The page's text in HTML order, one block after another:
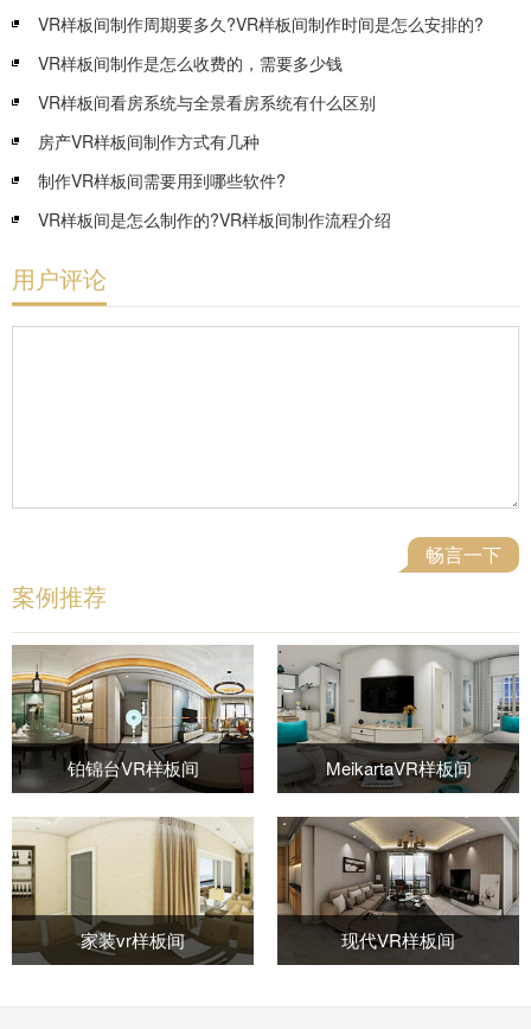
VR样板间制作周期要多久?VR样板间制作时间是怎么安排的?
VR样板间制作是怎么收费的，需要多少钱
VR样板间看房系统与全景看房系统有什么区别
房产VR样板间制作方式有几种
制作VR样板间需要用到哪些软件?
VR样板间是怎么制作的?VR样板间制作流程介绍
用户评论
案例推荐
铂锦台VR样板间 MeikartaVR样板间
家装vr样板间 现代VR样板间